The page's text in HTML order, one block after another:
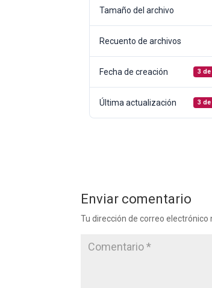
Tamaño del archivo
Recuento de archivos
Fecha de creación 3 de
Última actualización 3 de
Enviar comentario
Tu dirección de correo electrónico